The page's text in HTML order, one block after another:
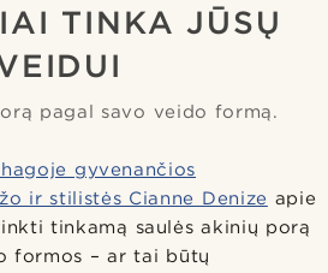
TINKA JŪSŲ
pagal savo veido formą.
gyvenančios
ir stilistės Cianne Denize apie
tinkamą saulės akinių porą
formos – ar tai būtų